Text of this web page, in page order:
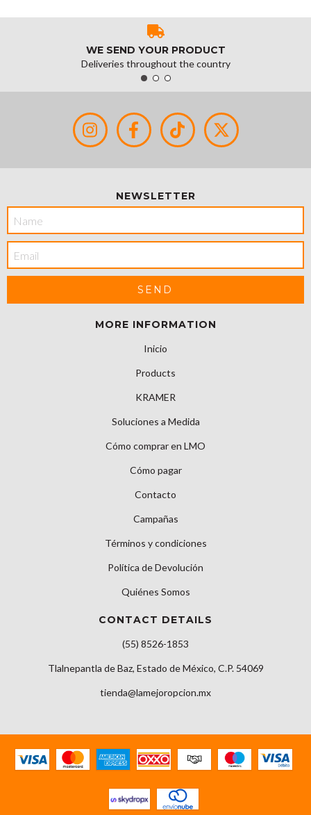
WE SEND YOUR PRODUCT
Deliveries throughout the country
NEWSLETTER
MORE INFORMATION
Inicio
Products
KRAMER
Soluciones a Medida
Cómo comprar en LMO
Cómo pagar
Contacto
Campañas
Términos y condiciones
Política de Devolución
Quiénes Somos
CONTACT DETAILS
(55) 8526-1853
Tlalnepantla de Baz, Estado de México, C.P. 54069
tienda@lamejoropcion.mx